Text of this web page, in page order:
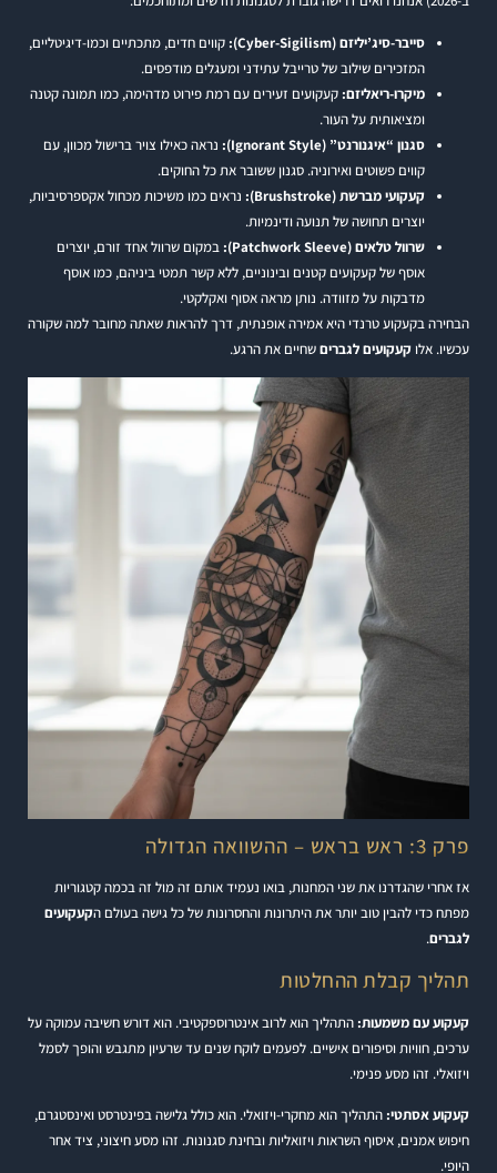
סייבר-סיג’יליזם (Cyber-Sigilism):
קווים חדים, מתכתיים וכמו-דיגיטליים,
המזכירים שילוב של טרייבל עתידני ומעגלים מודפסים.
מיקרו-ריאליזם: קעקועים זעירים עם רמת פירוט מדהימה, כמו תמונה קטנה
ומציאותית על העור.
סגנון “איגנורנט” (Ignorant Style):
נראה כאילו צויר ברישול מכוון, עם
קווים פשוטים ואירוניה. סגנון ששובר את כל החוקים.
קעקועי מברשת (Brushstroke):
נראים כמו משיכות מכחול אקספרסיביות,
יוצרים תחושה של תנועה ודינמיות.
שרוול טלאים (Patchwork Sleeve):
במקום שרוול אחד זורם, יוצרים
אוסף של קעקועים קטנים ובינוניים, ללא קשר תמטי ביניהם, כמו אוסף
מדבקות על מזוודה. נותן מראה אסוף ואקלקטי.
הבחירה בקעקוע טרנדי היא אמירה אופנתית, דרך להראות שאתה מחובר למה שקורה
עכשיו. אלוקעקועים לגבריםשחיים את הרגע.
פרק 3: ראש בראש – ההשוואה הגדולה
אז אחרי שהגדרנו את שני המחנות, בואו נעמיד אותם זה מול זה בכמה קטגוריות
מפתח כדי להבין טוב יותר את היתרונות והחסרונות של כל גישה בעולם הקעקועים
לגברים.
תהליך קבלת ההחלטות
קעקוע עם משמעות: התהליך הוא לרוב אינטרוספקטיבי. הוא דורש חשיבה עמוקה על
ערכים, חוויות וסיפורים אישיים. לפעמים לוקח שנים עד שרעיון מתגבש והופך לסמל
ויזואלי. זהו מסע פנימי.
קעקוע אסתטי: התהליך הוא מחקרי-ויזואלי. הוא כולל גלישה בפינטרסט ואינסטגרם,
חיפוש אמנים, איסוף השראות ויזואליות ובחינת סגנונות. זהו מסע חיצוני, ציד אחר
היופי.